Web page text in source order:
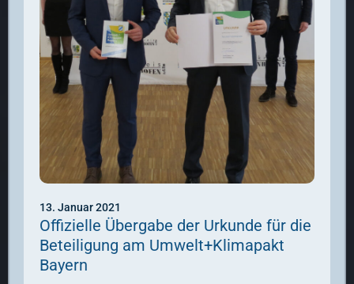
13. Januar 2021
Offizielle Übergabe der Urkunde für die
Beteiligung am Umwelt+Klimapakt
Bayern